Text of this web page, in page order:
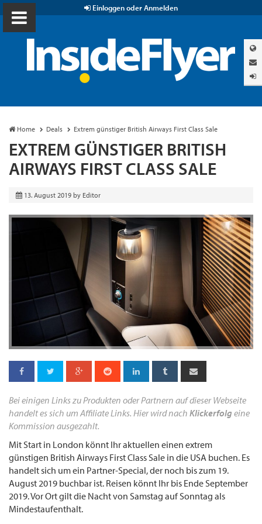
Einloggen oder Anmelden
Home Deals Extrem günstiger British Airways First Class Sale
EXTREM GÜNSTIGER BRITISH
AIRWAYS FIRST CLASS SALE
13. August 2019 by Editor
Bei einigen Links zu Produkten oder Partnern auf dieser Webseite
handelt es sich um Affiliate Links. Hier wird nach Klickerfolg eine
Kommission ausgezahlt.
Mit Start in London könnt Ihr aktuellen einen extrem
günstigen British Airways First Class Sale in die USA buchen. Es
handelt sich um ein Partner-Special, der noch bis zum 19.
August 2019 buchbar ist. Reisen könnt Ihr bis Ende September
2019. Vor Ort gilt die Nacht von Samstag auf Sonntag als
Mindestaufenthalt.